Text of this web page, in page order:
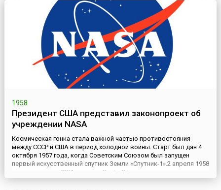
1958
Президент США представил законопроект об
учреждении NASA
Космическая гонка стала важной частью противостояния
между СССР и США в период холодной войны. Старт был дан 4
октября 1957 года, когда Советским Союзом был запущен
первый искусственный спутник Земли «Спутник-1».2 апреля 1958
года президент США генерал Дуайт Эйзенхауэр представил
американскому Конгрессу законопроект об учреждении